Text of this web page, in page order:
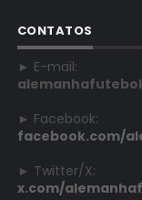
CONTATOS
► E-mail:
► Facebook:
facebook.com/
► Twitter/X:
x.com/